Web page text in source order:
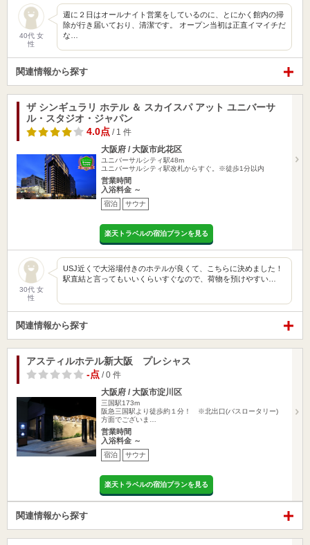
40代 女
性
週に２日はオールナイト営業をしているのに、とにかく館内の掃
除が行き届いており、清潔です。 オープン当初は正直イマイチだ
な…
関連情報から探す
ザ シンギュラリ ホテル ＆ スカイスパ アット ユニバーサ
ル・スタジオ・ジャパン
4.0点 / 1 件
大阪府 / 大阪市此花区
ユニバーサルシティ駅48m
ユニバーサルシティ駅改札からすぐ。※徒歩1分以内
営業時間
入浴料金 ～
宿泊 サウナ
楽天トラベルの宿泊プランを見る
30代 女
性
USJ近くで大浴場付きのホテルが良くて、こちらに決めました！
駅直結と言ってもいいくらいすぐなので、荷物を預けやすい…
関連情報から探す
アスティルホテル新大阪 プレシャス
-点 / 0 件
大阪府 / 大阪市淀川区
三国駅173m
阪急三国駅より徒歩約１分！ ※北出口(バスロータリー)
方面でございま…
営業時間
入浴料金 ～
宿泊 サウナ
楽天トラベルの宿泊プランを見る
関連情報から探す